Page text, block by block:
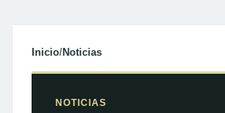
Inicio/Noticias
NOTICIAS